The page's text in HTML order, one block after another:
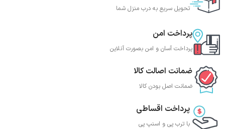
تحویل سریع به درب منزل شما
پرداخت امن
پرداخت آسان و امن بصورت آنلاین
ضمانت اصالت کالا
ضمانت اصل بودن کالا
پرداخت اقساطی
با ترب‌ پی و اسنپ پی